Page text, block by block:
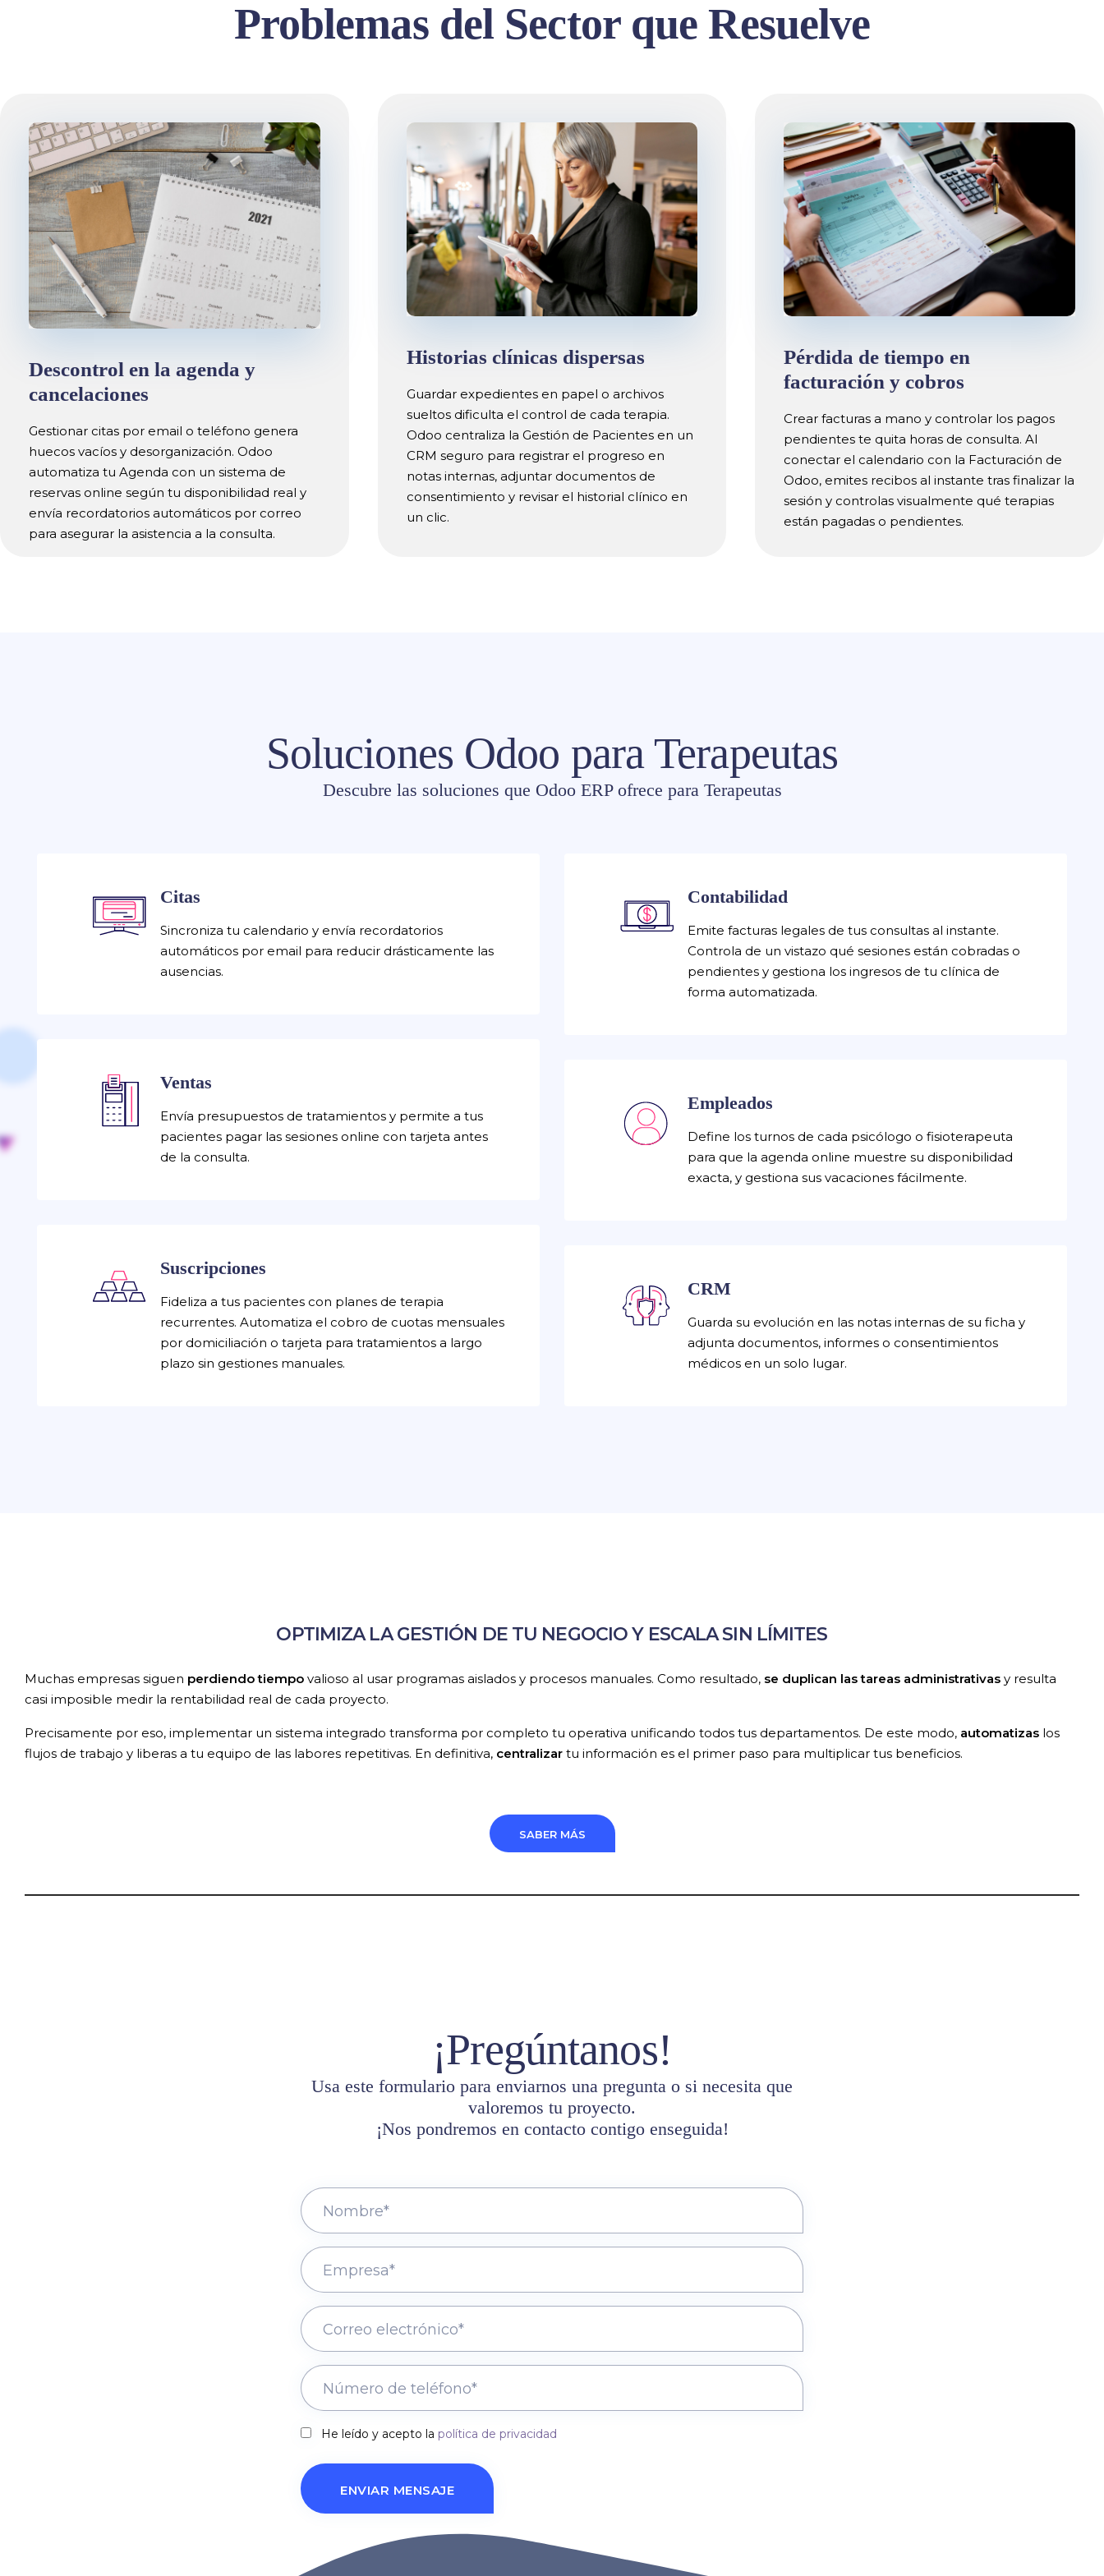
Problemas del Sector que Resuelve
Descontrol en la agenda y
cancelaciones
Gestionar citas por email o teléfono genera
huecos vacíos y desorganización. Odoo
automatiza tu Agenda con un sistema de
reservas online según tu disponibilidad real y
envía recordatorios automáticos por correo
para asegurar la asistencia a la consulta.
Historias clínicas dispersas
Guardar expedientes en papel o archivos
sueltos dificulta el control de cada terapia.
Odoo centraliza la Gestión de Pacientes en un
CRM seguro para registrar el progreso en
notas internas, adjuntar documentos de
consentimiento y revisar el historial clínico en
un clic.
Pérdida de tiempo en
facturación y cobros
Crear facturas a mano y controlar los pagos
pendientes te quita horas de consulta. Al
conectar el calendario con la Facturación de
Odoo, emites recibos al instante tras finalizar la
sesión y controlas visualmente qué terapias
están pagadas o pendientes.
Soluciones Odoo para Terapeutas
Descubre las soluciones que Odoo ERP ofrece para Terapeutas
Citas
Sincroniza tu calendario y envía recordatorios
automáticos por email para reducir drásticamente las
ausencias.
Ventas
Envía presupuestos de tratamientos y permite a tus
pacientes pagar las sesiones online con tarjeta antes
de la consulta.
Suscripciones
Fideliza a tus pacientes con planes de terapia
recurrentes. Automatiza el cobro de cuotas mensuales
por domiciliación o tarjeta para tratamientos a largo
plazo sin gestiones manuales.
Contabilidad
Emite facturas legales de tus consultas al instante.
Controla de un vistazo qué sesiones están cobradas o
pendientes y gestiona los ingresos de tu clínica de
forma automatizada.
Empleados
Define los turnos de cada psicólogo o fisioterapeuta
para que la agenda online muestre su disponibilidad
exacta, y gestiona sus vacaciones fácilmente.
CRM
Guarda su evolución en las notas internas de su ficha y
adjunta documentos, informes o consentimientos
médicos en un solo lugar.
OPTIMIZA LA GESTIÓN DE TU NEGOCIO Y ESCALA SIN LÍMITES
Muchas empresas siguen perdiendo tiempo valioso al usar programas aislados y procesos manuales. Como resultado, se duplican las tareas administrativas y resulta
casi imposible medir la rentabilidad real de cada proyecto.
Precisamente por eso, implementar un sistema integrado transforma por completo tu operativa unificando todos tus departamentos. De este modo, automatizas los
flujos de trabajo y liberas a tu equipo de las labores repetitivas. En definitiva, centralizar tu información es el primer paso para multiplicar tus beneficios.
SABER MÁS
¡Pregúntanos!
Usa este formulario para enviarnos una pregunta o si necesita que
valoremos tu proyecto.
¡Nos pondremos en contacto contigo enseguida!
He leído y acepto la política de privacidad